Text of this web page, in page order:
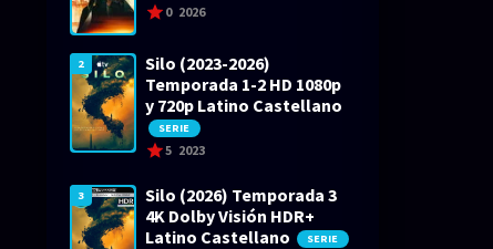
0 2026
2
Silo (2023-2026)
Temporada 1-2 HD 1080p
y 720p Latino Castellano
SERIE
5 2023
3
Silo (2026) Temporada 3
4K Dolby Visión HDR+
Latino Castellano
SERIE